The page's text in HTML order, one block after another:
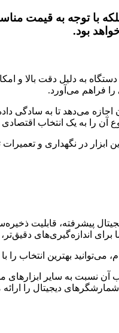
با توجه به قیمت
بود.
به دلیل دقت بالا و
فراهم می‌آورد.
اجازه می‌دهد تا به سادگی
آن را به یک انتخاب
ابزار در نگهداری و
پیشرفته، قابلیت
برای اندازه‌گیری‌های
بهترین انتخاب را
آن نسبت به سایر ابزارهای
دیجیتال را